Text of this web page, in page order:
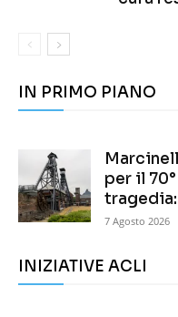
IN PRIMO PIANO
per il
7 Agosto 2026
INIZIATIVE ACLI